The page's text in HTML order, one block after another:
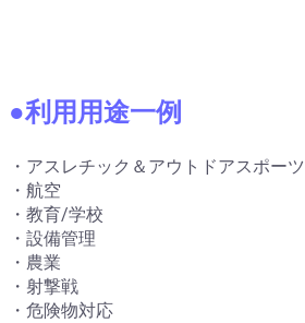
●利用用途一例
・アスレチック＆アウトドアスポーツ
・航空
・教育/学校
・設備管理
・農業
・射撃戦
・危険物対応